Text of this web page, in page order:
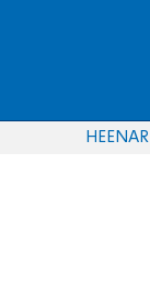
HEENAR